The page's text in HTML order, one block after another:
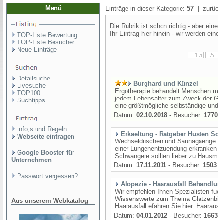
Menü
TOP-Liste Bewertung
TOP-Liste Besucher
Neue Einträge
Detailsuche
Livesuche
TOP100
Suchtipps
Info,s und Regeln
Webseite eintragen
Google Booster für
Unternehmen
Passwort vergessen?
Aus unserem Webkatalog
Einträge in dieser Kategorie: 57 |
Die Rubrik ist schon richtig - aber
Ihr Eintrag hier hinein - wir werden
Burghard und Künzel
Ergotherapie behandelt Menschen
jedem Lebensalter zum Zweck der
eine größtmögliche selbständige
Datum: 02.10.2018 - Besucher: 1770
Erkaeltung - Ratgeber Husten
Wechselduschen und
einer Lungenentzuendung
Schwangere sollten lieber zu
Datum: 17.11.2011 - Besucher: 1503
Alopezie - Haarausfall
Wir empfehlen Ihnen Spezialisten
Wissenswerte zum Thema
Haarausfall efahren Sie hier.
Datum: 04.01.2012 - Besucher: 1663